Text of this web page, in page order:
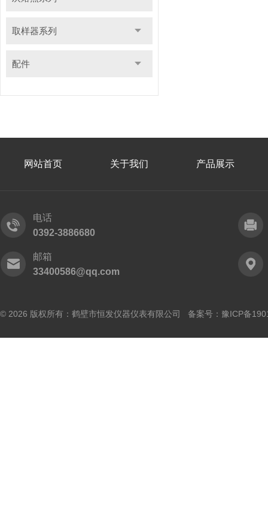
取样器系列
配件
网站首页 关于我们 产品展示
电话
0392-3886680
邮箱
33400586@qq.com
© 2026 版权所有：鹤壁市恒发仪器仪表有限公司 备案号： 豫ICP备